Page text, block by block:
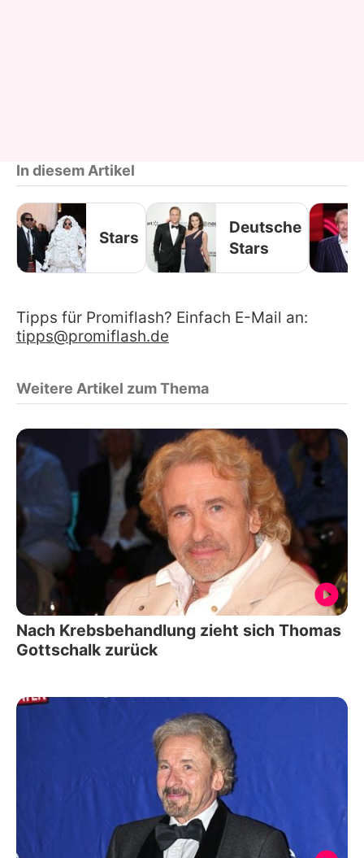
In diesem Artikel
Stars
Deutsche
Stars
Tipps für Promiflash? Einfach E-Mail an:
tipps@promiflash.de
Weitere Artikel zum Thema
Nach Krebsbehandlung zieht sich Thomas
Gottschalk zurück